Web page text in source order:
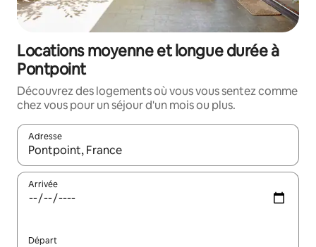
Locations moyenne et longue durée à
Pontpoint
Découvrez des logements où vous vous sentez comme
chez vous pour un séjour d'un mois ou plus.
Adresse
Lorsque les résultats s'affichent, utilisez les flèches vers le
Arrivée
Départ